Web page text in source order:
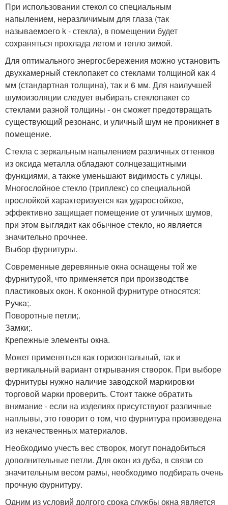
При использовании стекол со специальным
напылением, неразличимым для глаза (так
называемоего k - стекла), в помещении будет
сохраняться прохлада летом и тепло зимой.
Для оптимального энергосбережения можно установить
двухкамерный стеклопакет со стеклами толщиной как 4
мм (стандартная толщина), так и 6 мм. Для наилучшей
шумоизоляции следует выбирать стеклопакет со
стеклами разной толщины - он сможет предотвращать
существующий резонанс, и уличный шум не проникнет в
помещение.
Стекла с зеркальным напылением различных оттенков
из оксида металла обладают солнцезащитными
функциями, а также уменьшают видимость с улицы.
Многослойное стекло (триплекс) со специальной
прослойкой характеризуется как ударостойкое,
эффективно защищает помещение от уличных шумов,
при этом выглядит как обычное стекло, но является
значительно прочнее.
Выбор фурнитуры.
Современные деревянные окна оснащены той же
фурнитурой, что применяется при производстве
пластиковых окон. К оконной фурнитуре относятся:
Ручка;.
Поворотные петли;.
Замки;.
Крепежные элементы окна.
Может применяться как горизонтальный, так и
вертикальный вариант открывания створок. При выборе
фурнитуры нужно наличие заводской маркировки
торговой марки проверить. Стоит также обратить
внимание - если на изделиях присутствуют различные
наплывы, это говорит о том, что фурнитура произведена
из некачественных материалов.
Необходимо учесть вес створок, могут понадобиться
дополнительные петли. Для окон из дуба, в связи со
значительным весом рамы, необходимо подбирать очень
прочную фурнитуру.
Одним из условий долгого срока службы окна является